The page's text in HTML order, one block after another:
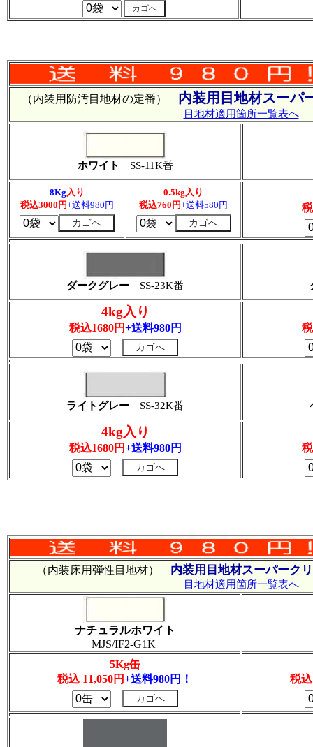
（内装床用弾性目地材） 内装用目地材スーパーク
目地材適用箇所一覧表へ
ナチュラルホワイト
MJS/IF2-G1K
5Kg缶
税込 11,050円+送料980円！ 税
（内装用防汚目地材の定番） 内装用目地材スーパ
目地材適用箇所一覧表へ
ホワイト SS-11K番
8Kg入り
税込3000円+送料980円
0.5kg入り
税込760円+送料580円
ダークグレー SS-23K番
4kg入り
税込1680円+送料980円
ライトグレー SS-32K番
4kg入り
税込1680円+送料980円